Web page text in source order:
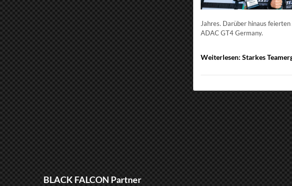
Jahres. Darüber hinaus
ADAC GT4 Germany.
Weiterlesen: Starkes
BLACK FALCON Partner